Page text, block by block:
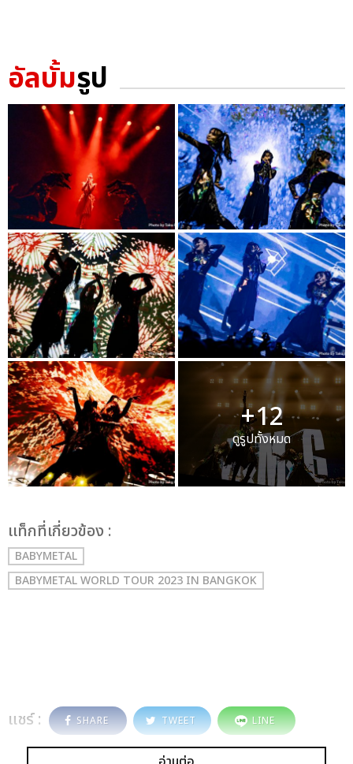
อัลบั้มรูป
+12
ดูรูปทั้งหมด
เเท็กที่เกี่ยวข้อง :
BABYMETAL
BABYMETAL WORLD TOUR 2023 IN BANGKOK
แชร์ : SHARE TWEET LINE